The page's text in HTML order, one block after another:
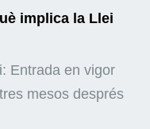
implica la Llei
Entrada en vigor
mesos després